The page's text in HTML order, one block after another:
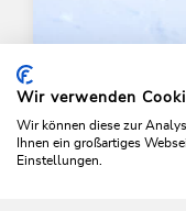
Toboggan
Lanerköpfl
Length6.5 km
Wir verwenden
Wir können diese zur
Ihnen ein großartiges
Einstellungen.